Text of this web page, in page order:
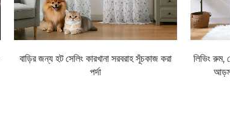
বাড়ির জন্য হট সেলিং কারখানা সরবরাহ সূঁচকাজ করা
পর্দা
লিভিং রুম,